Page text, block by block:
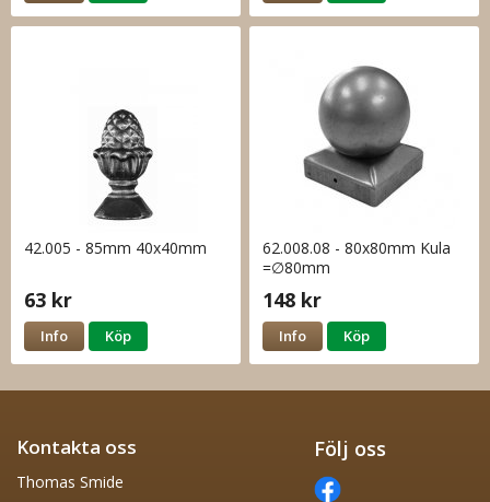
42.005 - 85mm 40x40mm
63 kr
Info Köp
62.008.08 - 80x80mm Kula
=∅80mm
148 kr
Info Köp
Kontakta oss
Thomas Smide
Följ oss